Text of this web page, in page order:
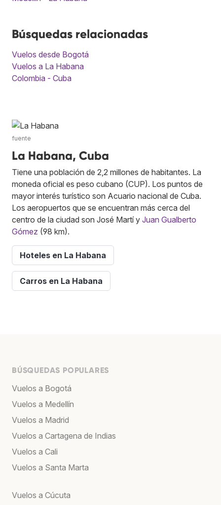
Búsquedas relacionadas
Vuelos desde Bogotá
Vuelos a La Habana
Colombia - Cuba
fuente
La Habana, Cuba
Tiene una población de 2,2 millones de habitantes. La
moneda oficial es peso cubano (CUP). Los puntos de
mayor interés turístico son Acuario nacional de Cuba.
Los aeropuertos que se encuentran más cerca del
centro de la ciudad son José Martí y Juan Gualberto
Gómez (98 km).
Hoteles en La Habana
Carros en La Habana
BÚSQUEDAS POPULARES
Vuelos a Bogotá
Vuelos a Medellín
Vuelos a Madrid
Vuelos a Cartagena de Indias
Vuelos a Cali
Vuelos a Santa Marta
Vuelos a Cúcuta